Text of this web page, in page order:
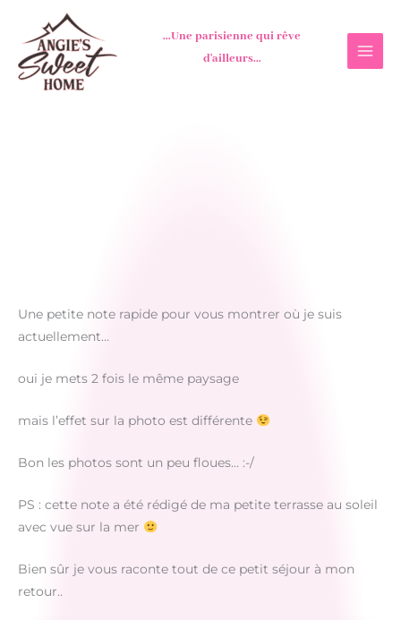
contenu
...Une parisienne qui rêve
d'ailleurs...
Une petite note rapide pour vous montrer où je suis
actuellement…
oui je mets 2 fois le même paysage
mais l’effet sur la photo est différente
Bon les photos sont un peu floues… :-/
PS : cette note a été rédigé de ma petite terrasse au soleil
avec vue sur la mer
Bien sûr je vous raconte tout de ce petit séjour à mon
retour..